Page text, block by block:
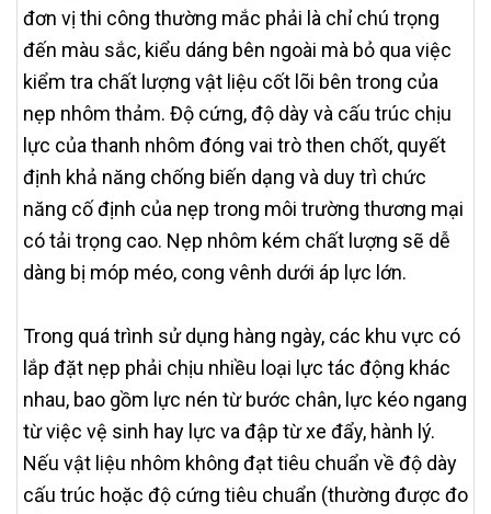
đơn vị thi công thường mắc phải là chỉ chú trọng
đến màu sắc, kiểu dáng bên ngoài mà bỏ qua việc
kiểm tra chất lượng vật liệu cốt lõi bên trong của
nẹp nhôm thảm. Độ cứng, độ dày và cấu trúc chịu
lực của thanh nhôm đóng vai trò then chốt, quyết
định khả năng chống biến dạng và duy trì chức
năng cố định của nẹp trong môi trường thương mại
có tải trọng cao. Nẹp nhôm kém chất lượng sẽ dễ
dàng bị móp méo, cong vênh dưới áp lực lớn.
Trong quá trình sử dụng hàng ngày, các khu vực có
lắp đặt nẹp phải chịu nhiều loại lực tác động khác
nhau, bao gồm lực nén từ bước chân, lực kéo ngang
từ việc vệ sinh hay lực va đập từ xe đẩy, hành lý.
Nếu vật liệu nhôm không đạt tiêu chuẩn về độ dày
cấu trúc hoặc độ cứng tiêu chuẩn (thường được đo